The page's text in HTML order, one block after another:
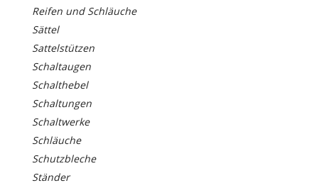
Reifen und Schläuche
Sättel
Sattelstützen
Schaltaugen
Schalthebel
Schaltungen
Schaltwerke
Schläuche
Schutzbleche
Ständer